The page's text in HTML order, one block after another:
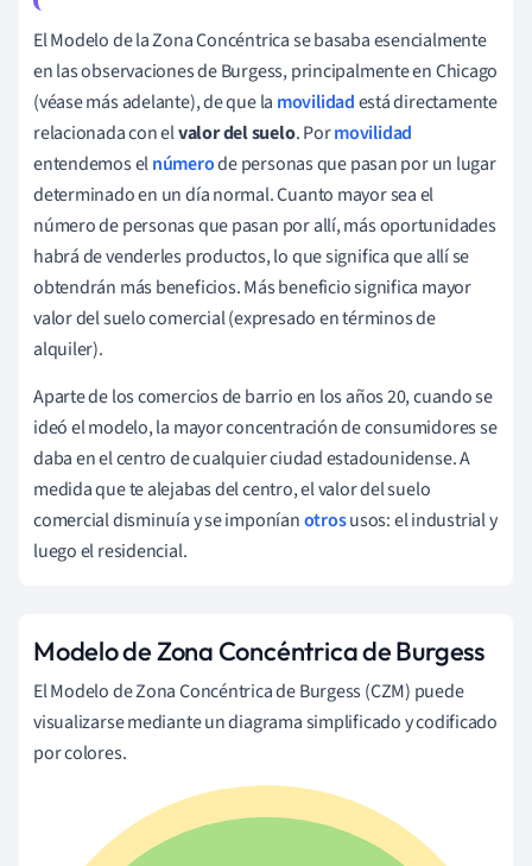
El Modelo de la Zona Concéntrica se basaba esencialmente
en las observaciones de Burgess, principalmente en Chicago
(véase más adelante), de que la movilidadestá directamente
relacionada con elvalor del suelo. Pormovilidad
entendemos elnúmerode personas que pasan por un lugar
determinado en un día normal. Cuanto mayor sea el
número de personas que pasan por allí, más oportunidades
habrá de venderles productos, lo que significa que allí se
obtendrán más beneficios. Más beneficio significa mayor
valor del suelo comercial (expresado en términos de
alquiler).
Aparte de los comercios de barrio en los años 20, cuando se
ideó el modelo, la mayor concentración de consumidores se
daba en el centro de cualquier ciudad estadounidense. A
medida que te alejabas del centro, el valor del suelo
comercial disminuía y se imponíanotrosusos: el industrial y
luego el residencial.
Modelo de Zona Concéntrica de Burgess
El Modelo de Zona Concéntrica de Burgess (CZM) puede
visualizarse mediante un diagrama simplificado y codificado
por colores.